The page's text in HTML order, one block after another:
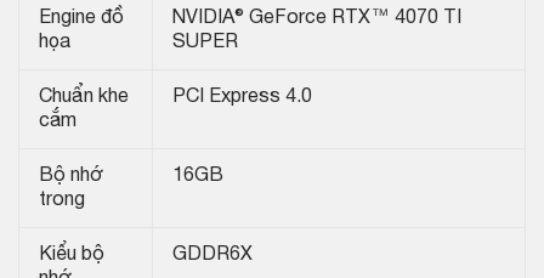
Engine đồ
họa
NVIDIA® GeForce RTX™ 4070 TI
SUPER
Chuẩn khe
cắm
PCI Express 4.0
Bộ nhớ
trong
16GB
Kiểu bộ
GDDR6X